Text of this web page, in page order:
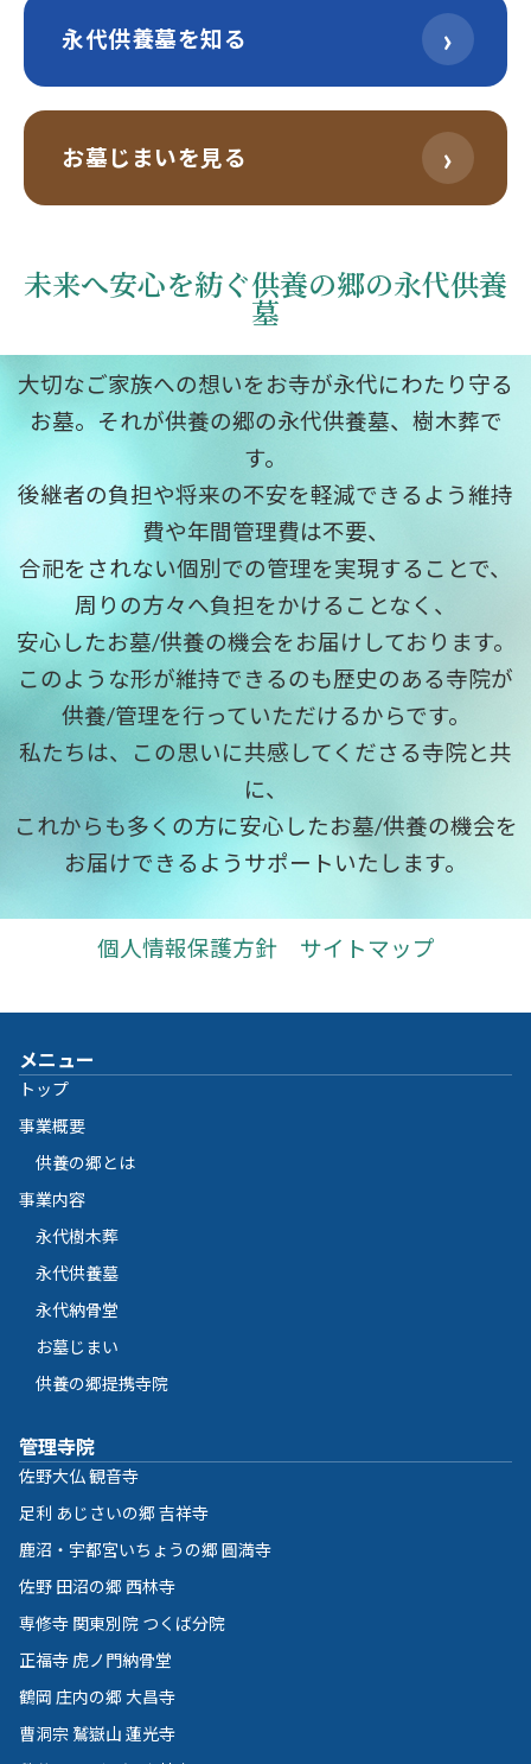
永代供養墓を知る ›
お墓じまいを見る ›
未来へ安心を紡ぐ供養の郷の永代供養
墓
大切なご家族への想いをお寺が永代にわたり守る
お墓。それが供養の郷の永代供養墓、樹木葬で
す。
後継者の負担や将来の不安を軽減できるよう維持
費や年間管理費は不要、
合祀をされない個別での管理を実現することで、
周りの方々へ負担をかけることなく、
安心したお墓/供養の機会をお届けしております。
このような形が維持できるのも歴史のある寺院が
供養/管理を行っていただけるからです。
私たちは、この思いに共感してくださる寺院と共
に、
これからも多くの方に安心したお墓/供養の機会を
お届けできるようサポートいたします。
個人情報保護方針 サイトマップ
メニュー
トップ
事業概要
供養の郷とは
事業内容
永代樹木葬
永代供養墓
永代納骨堂
お墓じまい
供養の郷提携寺院
管理寺院
佐野大仏 観音寺
足利 あじさいの郷 吉祥寺
鹿沼・宇都宮いちょうの郷 圓満寺
佐野 田沼の郷 西林寺
専修寺 関東別院 つくば分院
正福寺 虎ノ門納骨堂
鶴岡 庄内の郷 大昌寺
曹洞宗 鷲嶽山 蓮光寺